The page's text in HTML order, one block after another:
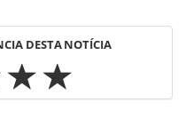
DESTA NOTÍCIA